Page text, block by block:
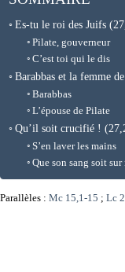
Es-tu le roi des Juifs
Pilate, gouverneur
C’est toi qui le dis
Barabbas et la femme
Barabbas
L’épouse de Pilate
Qu’il soit crucifié !
S’en laver les mains
Que son sang soit sur
Parallèles : Mc 15,1-15 ; Lc